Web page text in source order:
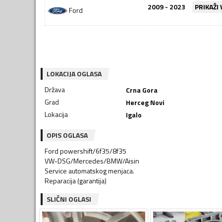
Ford 2009 - 2023 PRIKAŽI
LOKACIJA OGLASA
Država
Crna Gora
Grad
Herceg Novi
Lokacija
Igalo
OPIS OGLASA
Ford powershift/6f35/8f35
VW-DSG/Mercedes/BMW/Aisin
Service automatskog menjaca.
Reparacija (garantija)
SLIČNI OGLASI